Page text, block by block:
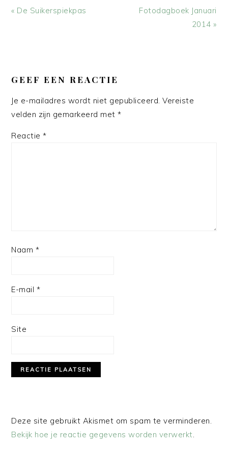
Vorig
« De Suikerspiekpas
Volgend
Fotodagboek Januari
2014 »
INTERACTIES
GEEF EEN REACTIE
Je e-mailadres wordt niet gepubliceerd. Vereiste
velden zijn gemarkeerd met*
Reactie*
Naam *
E-mail *
Site
Deze site gebruikt Akismet om spam te verminderen.
Bekijk hoe je reactie gegevens worden verwerkt